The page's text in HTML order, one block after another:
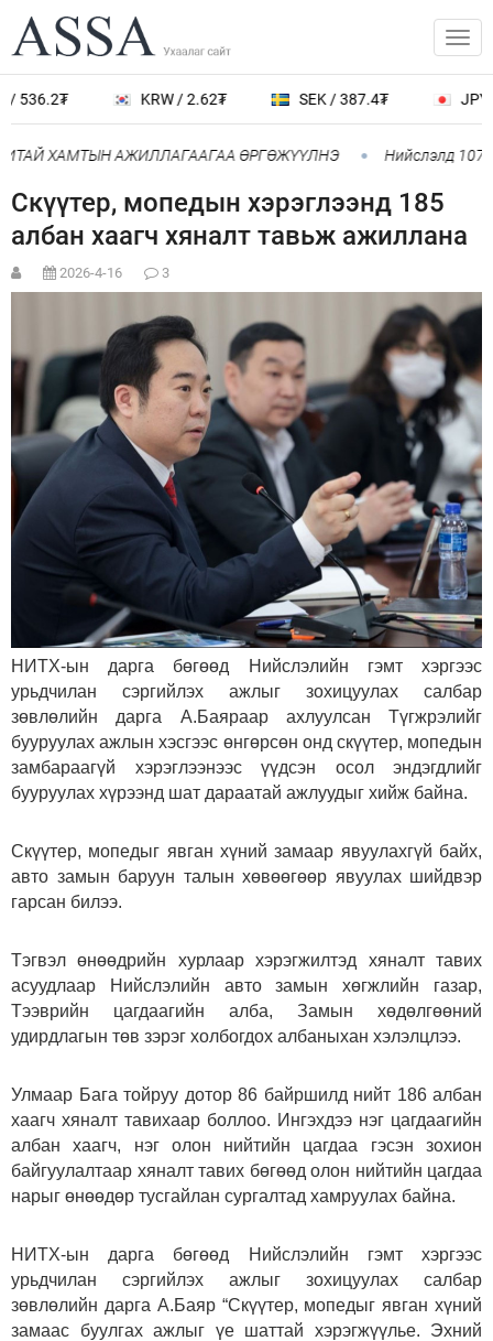
KRW / 2.62₮ SEK / 387.4₮ JPY /
ХАМТЫН АЖИЛЛАГААГАА ӨРГӨЖҮҮЛНЭ Нийслэлд 107
Скүүтер, мопедын хэрэглээнд 185
албан хаагч хяналт тавьж ажиллана
2026-4-16 3
НИТХ-ын дарга бөгөөд Нийслэлийн гэмт хэргээс
урьдчилан сэргийлэх ажлыг зохицуулах салбар
зөвлөлийн дарга А.Баяраар ахлуулсан Түгжрэлийг
бууруулах ажлын хэсгээс өнгөрсөн онд скүүтер, мопедын
замбараагүй хэрэглээнээс үүдсэн осол эндэгдлийг
бууруулах хүрээнд шат дараатай ажлуудыг хийж байна.
Скүүтер, мопедыг явган хүний замаар явуулахгүй байх,
авто замын баруун талын хөвөөгөөр явуулах шийдвэр
гарсан билээ.
Тэгвэл өнөөдрийн хурлаар хэрэгжилтэд хяналт тавих
асуудлаар Нийслэлийн авто замын хөгжлийн газар,
Тээврийн цагдаагийн алба, Замын хөдөлгөөний
удирдлагын төв зэрэг холбогдох албаныхан хэлэлцлээ.
Улмаар Бага тойруу дотор 86 байршилд нийт 186 албан
хаагч хяналт тавихаар боллоо. Ингэхдээ нэг цагдаагийн
албан хаагч, нэг олон нийтийн цагдаа гэсэн зохион
байгуулалтаар хяналт тавих бөгөөд олон нийтийн цагдаа
нарыг өнөөдөр тусгайлан сургалтад хамруулах байна.
НИТХ-ын дарга бөгөөд Нийслэлийн гэмт хэргээс
урьдчилан сэргийлэх ажлыг зохицуулах салбар
зөвлөлийн дарга А.Баяр “Скүүтер, мопедыг явган хүний
замаас буулгах ажлыг үе шаттай хэрэгжүүлье. Эхний